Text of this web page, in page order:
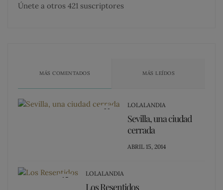
Únete a otros 421 suscriptores
MÁS COMENTADOS MÁS LEÍDOS
20
LOLALANDIA
Sevilla, una ciudad
cerrada
POSTED
ABRIL 15, 2014
15
LOLALANDIA
Los Resentidos